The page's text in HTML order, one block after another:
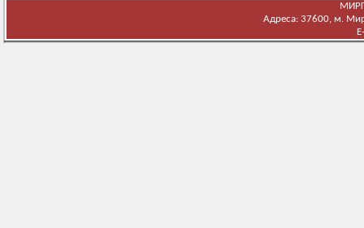
Адреса: 37600, м.